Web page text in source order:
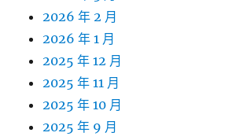
2026 年 2 月
2026 年 1 月
2025 年 12 月
2025 年 11 月
2025 年 10 月
2025 年 9 月